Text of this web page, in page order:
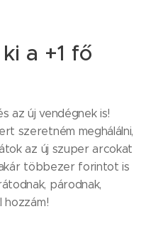
a +1 fő
az új vendégnek is!
szeretném meghálálni,
az új szuper arcokat
akár többezer forintot is
párodnak,
hozzám!